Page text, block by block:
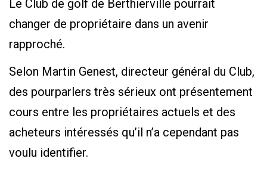
Le Club de golf de Berthierville pourrait
changer de propriétaire dans un avenir
rapproché.
Selon Martin Genest, directeur général du Club,
des pourparlers très sérieux ont présentement
cours entre les propriétaires actuels et des
acheteurs intéressés qu’il n’a cependant pas
voulu identifier.